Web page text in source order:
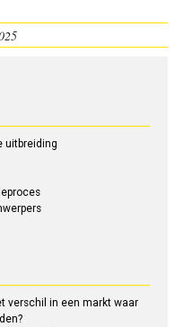
uitbreiding
verschil in een markt waar